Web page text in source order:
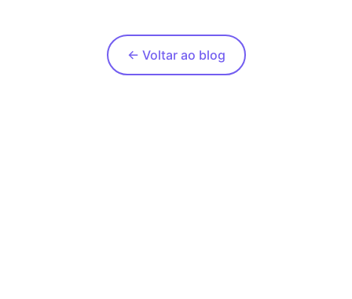
← Voltar ao blog